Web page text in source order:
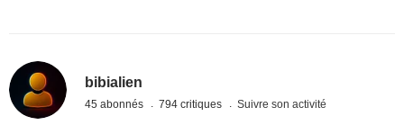
bibialien
45 abonnés 794 critiques Suivre son activité